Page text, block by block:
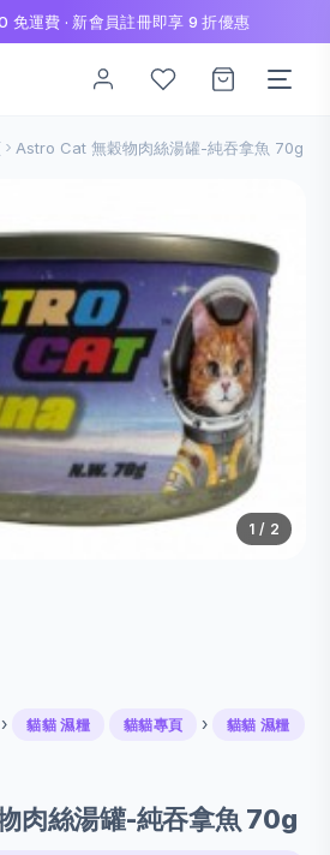
免運費 · 新會員註冊即享 9 折優惠
Astro Cat 無穀物肉絲湯罐-純吞拿魚 70g
1 / 2
› 貓貓 濕糧 貓貓專頁 › 貓貓 濕糧
肉絲湯罐-純吞拿魚 70g